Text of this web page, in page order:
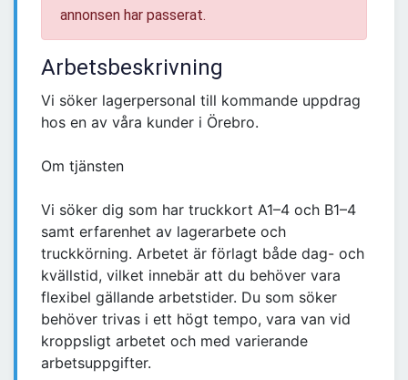
annonsen har passerat.
Arbetsbeskrivning
Vi söker lagerpersonal till kommande uppdrag
hos en av våra kunder i Örebro.
Om tjänsten
Vi söker dig som har truckkort A1–4 och B1–4
samt erfarenhet av lagerarbete och
truckkörning. Arbetet är förlagt både dag- och
kvällstid, vilket innebär att du behöver vara
flexibel gällande arbetstider. Du som söker
behöver trivas i ett högt tempo, vara van vid
kroppsligt arbetet och med varierande
arbetsuppgifter.